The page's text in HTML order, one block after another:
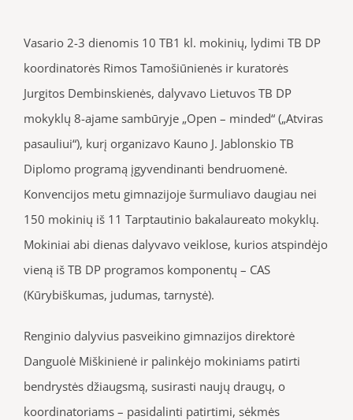
Vasario 2-3 dienomis 10 TB1 kl. mokinių, lydimi TB DP
koordinatorės Rimos Tamošiūnienės ir kuratorės
Jurgitos Dembinskienės, dalyvavo Lietuvos TB DP
mokyklų 8-ajame sambūryje „Open – minded“ („Atviras
pasauliui“), kurį organizavo Kauno J. Jablonskio TB
Diplomo programą įgyvendinanti bendruomenė.
Konvencijos metu gimnazijoje šurmuliavo daugiau nei
150 mokinių iš 11 Tarptautinio bakalaureato mokyklų.
Mokiniai abi dienas dalyvavo veiklose, kurios atspindėjo
vieną iš TB DP programos komponentų – CAS
(Kūrybiškumas, judumas, tarnystė).
Renginio dalyvius pasveikino gimnazijos direktorė
Danguolė Miškinienė ir palinkėjo mokiniams patirti
bendrystės džiaugsmą, susirasti naujų draugų, o
koordinatoriams – pasidalinti patirtimi, sėkmės